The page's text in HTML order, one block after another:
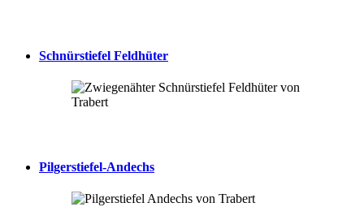
Schnürstiefel Feldhüter
Pilgerstiefel-Andechs